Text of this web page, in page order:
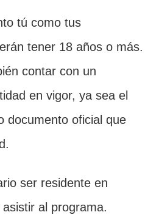
tú como tus
tener 18 años o más.
contar con un
en vigor, ya sea el
documento oficial que
ser residente en
al programa.